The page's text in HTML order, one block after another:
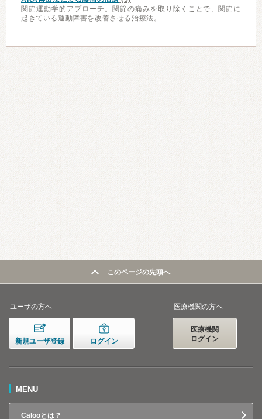
関節運動学的アプローチ。関節の痛みを取り除くことで、関節に
起きている運動障害を改善させる治療法。
このページの先頭へ
ユーザの方へ
新規ユーザ登録 ログイン
医療機関の方へ
医療機関
ログイン
MENU
Calooとは？